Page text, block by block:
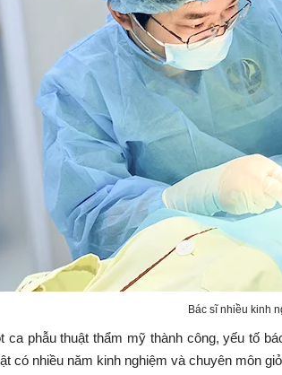
Bác sĩ nhiều kinh
ca phẫu thuật thẩm mỹ thành công, yếu tố
có nhiều năm kinh nghiệm và chuyên môn